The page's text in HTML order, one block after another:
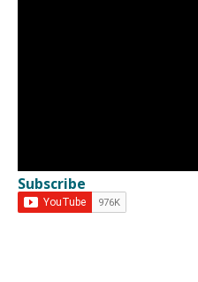
Subscribe